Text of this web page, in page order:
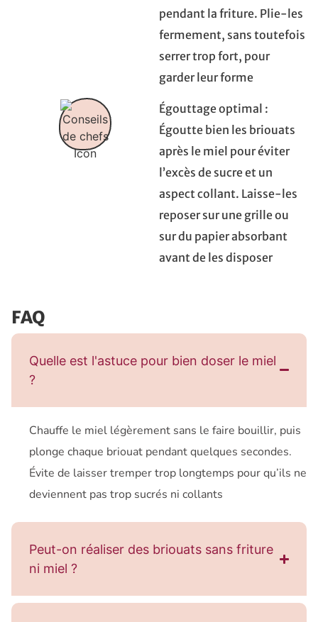
pendant la friture. Plie-les
fermement, sans toutefois
serrer trop fort, pour
garder leur forme
Égouttage optimal :
Égoutte bien les briouats
après le miel pour éviter
l’excès de sucre et un
aspect collant. Laisse-les
reposer sur une grille ou
sur du papier absorbant
avant de les disposer
FAQ
Quelle est l'astuce pour bien doser le miel
?
Chauffe le miel légèrement sans le faire bouillir, puis
plonge chaque briouat pendant quelques secondes.
Évite de laisser tremper trop longtemps pour qu’ils ne
deviennent pas trop sucrés ni collants
Peut-on réaliser des briouats sans friture
ni miel ?